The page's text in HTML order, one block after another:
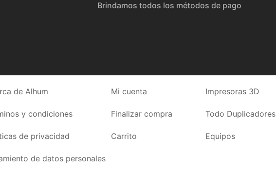
Brindamos todos los métodos de pago
de Alhum
y condiciones
de privacidad
de datos personales
Mi cuenta
Finalizar compra
Carrito
Impresoras 3D
Todo Duplicadores
Equipos